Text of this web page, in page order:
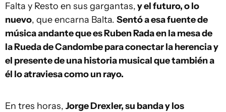
Falta y Resto en sus gargantas,y el futuro, o lo
nuevo, que encarna Balta. Sentó a esa fuente de
música andante que es Ruben Rada en la mesa de
la Rueda de Candombe para conectar la herencia y
el presente de una historia musical que también a
él lo atraviesa como un rayo.
En tres horas, Jorge Drexler, su banda y los